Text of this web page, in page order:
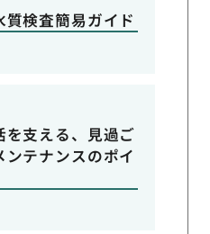
検査簡易ガイド
支える、見過ご
テナンスのポイ